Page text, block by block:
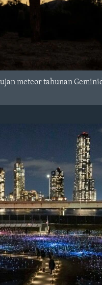
meteor tahunan